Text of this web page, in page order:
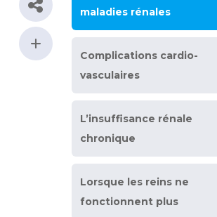
maladies rénales
Complications cardio-
vasculaires
L’insuffisance rénale
chronique
Lorsque les reins ne
fonctionnent plus